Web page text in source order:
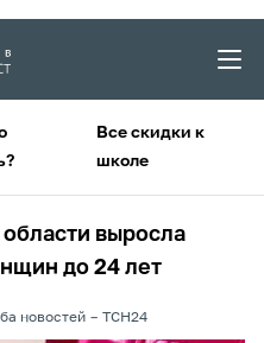
Все скидки к
школе
выросла
до 24 лет
новостей ТСН24